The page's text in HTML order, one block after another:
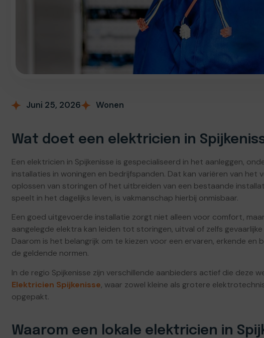
Juni 25, 2026 Wonen
Wat doet een elektricien in
Een elektricien in Spijkenisse is gespecialiseerd in het aanleggen,
installaties in woningen en bedrijfspanden. Dat kan variëren van
oplossen van storingen of het uitbreiden van een bestaande
speelt in het dagelijks leven, is vakmanschap hierbij onmisbaar.
Een goed uitgevoerde installatie zorgt niet alleen voor comfort,
aangelegde elektra kan leiden tot storingen, uitval of zelfs
Daarom is het belangrijk om te kiezen voor een ervaren, erkende
de geldende normen.
In de regio Spijkenisse zijn verschillende aanbieders actief die deze
Elektricien Spijkenisse, waar zowel kleine als grotere
opgepakt.
Waarom een lokale elektricien in